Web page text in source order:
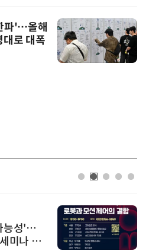
파'…올해
대로 대폭
능성'…
미나 페